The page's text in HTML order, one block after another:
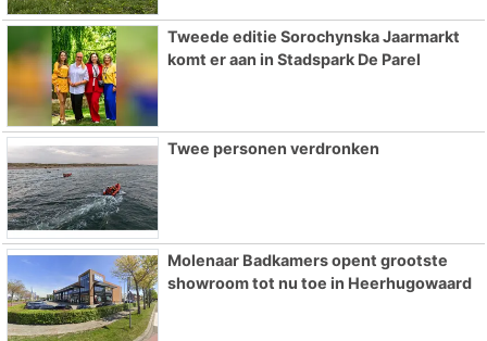
Tweede editie Sorochynska Jaarmarkt
komt er aan in Stadspark De Parel
Twee personen verdronken
Molenaar Badkamers opent grootste
showroom tot nu toe in Heerhugowaard